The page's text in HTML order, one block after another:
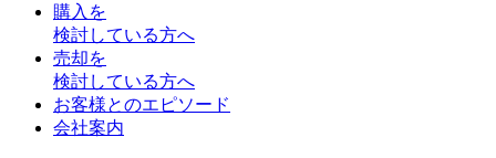
購入を
検討している方へ
売却を
検討している方へ
お客様とのエピソード
会社案内